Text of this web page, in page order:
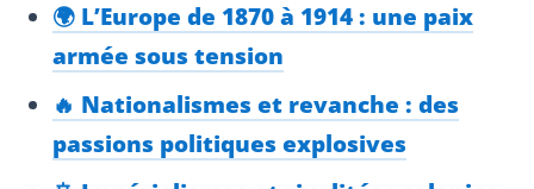
🌍 L’Europe de 1870 à 1914 : une paix
armée sous tension
🔥 Nationalismes et revanche : des
passions politiques explosives